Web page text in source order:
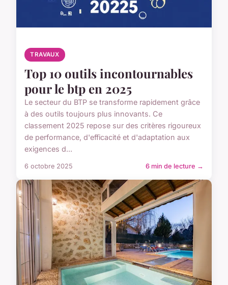
TRAVAUX
Top 10 outils incontournables
pour le btp en 2025
Le secteur du BTP se transforme rapidement grâce
à des outils toujours plus innovants. Ce
classement 2025 repose sur des critères rigoureux
de performance, d'efficacité et d'adaptation aux
exigences d...
6 octobre 2025 6 min de lecture →